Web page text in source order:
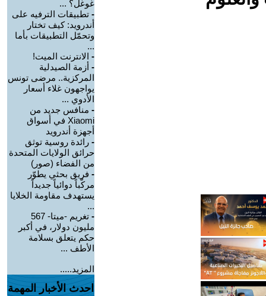
غوغل؟ ...
- تطبيقات الترفيه على
أندرويد: كيف تختار
وتحمّل التطبيقات بأما
...
- الانترنت الميت!
- أزمة الصيدلية
المركزية.. مرضى تونس
يواجهون غلاء أسعار
الأدوي ...
- منافس جديد من
Xiaomi في أسواق
أجهزة أندرويد
- رائدة روسية توثق
حرائق الولايات المتحدة
من الفضاء (صور)
- فريق بحثي يطوّر
مركّباً دوائياً جديداً
يستهدف مقاومة الخلايا
...
-
تغريم -ميتا- 567
مليون دولار، في أكبر
حكم يتعلق بسلامة
الأطف ...
المزيد.....
احدث الأخبار المهمة